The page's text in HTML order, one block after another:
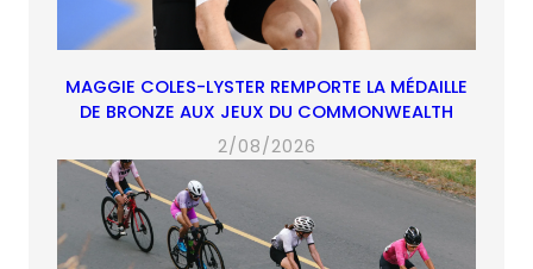
MAGGIE COLES-LYSTER REMPORTE LA MÉDAILLE
DE BRONZE AUX JEUX DU COMMONWEALTH
2/08/2026